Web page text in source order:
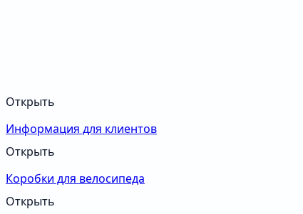
Открыть
Информация для клиентов
Открыть
Коробки для велосипеда
Открыть